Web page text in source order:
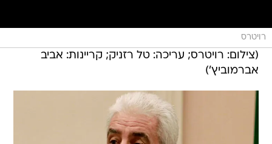
רויטרס
(צילום: רויטרס; עריכה: טל רזניק; קריינות: אביב
אברמוביץ')